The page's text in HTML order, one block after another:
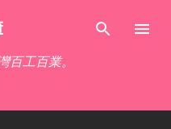
容
工百業。